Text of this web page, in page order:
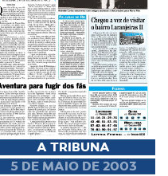
A TRIBUNA
5 DE MAIO DE 2003